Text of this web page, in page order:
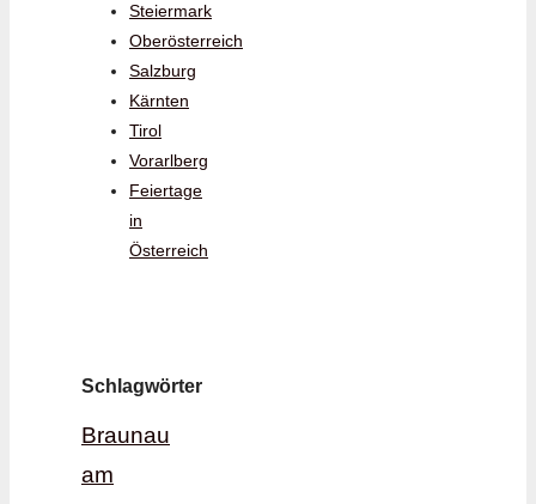
Steiermark
Oberösterreich
Salzburg
Kärnten
Tirol
Vorarlberg
Feiertage
in
Österreich
Schlagwörter
Braunau
am